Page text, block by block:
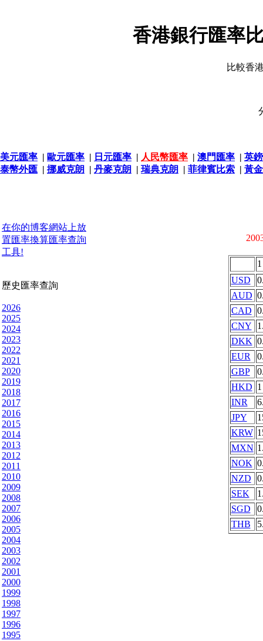
香港銀行匯率
比較香
美元匯率 | 歐元匯率 | 日元匯率 | 人民幣匯率 | 澳門匯率 | 英
泰幣外匯 | 挪威克朗 | 丹麥克朗 | 瑞典克朗 | 菲律賓比索 | 黃
在你的博客網站上放
置匯率換算匯率查詢
工具!
歷史匯率查詢
2026
2025
2024
2023
2022
2021
2020
2019
2018
2017
2016
2015
2014
2013
2012
2011
2010
2009
2008
2007
2006
2005
2004
2003
2002
2001
2000
1999
1998
1997
1996
1995
USD
AUD
CAD
CNY
DKK
EUR
GBP
HKD 1
INR
JPY
KRW
MXN
NOK
NZD
SEK
SGD
THB